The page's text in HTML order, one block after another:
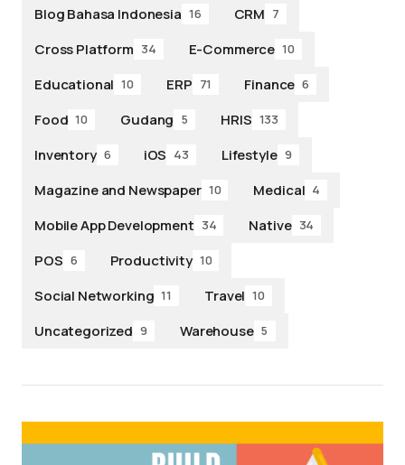
Blog Bahasa Indonesia 16 CRM 7
Cross Platform 34 E-Commerce 10
Educational 10 ERP 71 Finance 6
Food 10 Gudang 5 HRIS 133
Inventory 6 iOS 43 Lifestyle 9
Magazine and Newspaper 10 Medical 4
Mobile App Development 34 Native 34
POS 6 Productivity 10
Social Networking 11 Travel 10
Uncategorized 9 Warehouse 5